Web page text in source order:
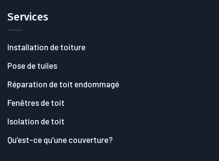
Services
Installation de toiture
Pose de tuiles
Réparation de toit endommagé
Fenêtres de toit
Isolation de toit
Qu’est-ce qu’une couverture?